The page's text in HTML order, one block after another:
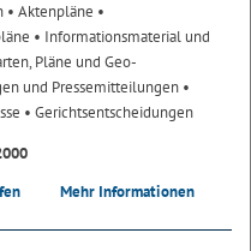
• Aktenpläne •
• Informationsmaterial und
Pläne und Geo-
und Pressemitteilungen •
• Gerichtsentscheidungen
Mehr Informationen